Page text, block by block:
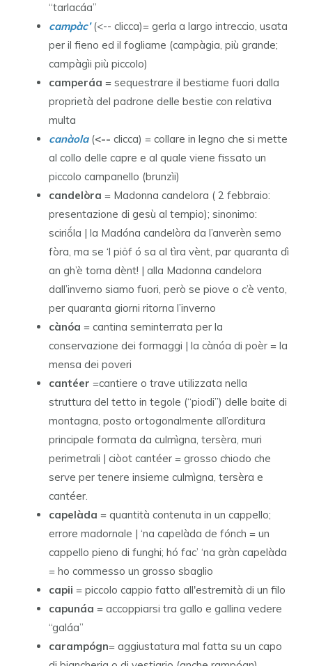
“tarlacáa”
campàc’ (<-- clicca)= gerla a largo intreccio, usata
per il fieno ed il fogliame (campàgia, più grande;
campàgìi più piccolo)
camperáa = sequestrare il bestiame fuori dalla
proprietà del padrone delle bestie con relativa
multa
canàola(<-- clicca) = collare in legno che si mette
al collo delle capre e al quale viene fissato un
piccolo campanello (brunzìi)
candelòra = Madonna candelora ( 2 febbraio:
presentazione di gesù al tempio); sinonimo:
sciriṍla | la Madóna candelòra da l’anverèn semo
fòra, ma se ‘l piöf ó sa al tìra vènt, par quaranta dì
an gh’è torna dènt! | alla Madonna candelora
dall’inverno siamo fuori, però se piove o c’è vento,
per quaranta giorni ritorna l’inverno
cànóa = cantina seminterrata per la
conservazione dei formaggi | la cànóa di poèr = la
mensa dei poveri
cantéer =cantiere o trave utilizzata nella
struttura del tetto in tegole (“piodi”) delle baite di
montagna, posto ortogonalmente all’orditura
principale formata da culmìgna, tersèra, muri
perimetrali | ciòot cantéer = grosso chiodo che
serve per tenere insieme culmìgna, tersèra e
cantéer.
capelàda = quantità contenuta in un cappello;
errore madornale | ‘na capelàda de fónch = un
cappello pieno di funghi; hó fac’ ‘na gràn capelàda
= ho commesso un grosso sbaglio
capii = piccolo cappio fatto all'estremità di un filo
capunáa = accoppiarsi tra gallo e gallina vedere
“galáa”
carampógn= aggiustatura mal fatta su un capo